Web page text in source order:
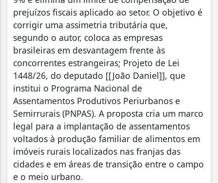
prejuízos fiscais aplicado ao setor. O objetivo é
corrigir uma assimetria tributária que,
segundo o autor, coloca as empresas
brasileiras em desvantagem frente às
concorrentes estrangeiras; Projeto de Lei
1448/26, do deputado [[João Daniel]], que
institui o Programa Nacional de
Assentamentos Produtivos Periurbanos e
Semirrurais (PNPAS). A proposta cria um marco
legal para a implantação de assentamentos
voltados à produção familiar de alimentos em
imóveis rurais localizados nas franjas das
cidades e em áreas de transição entre o campo
e o meio urbano.